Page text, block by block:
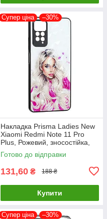
Супер ціна –30%
Накладка Prisma Ladies New
Xiaomi Redmi Note 11 Pro
Plus, Рожевий, зносостійка,
пилонепроникна
Готово до відправки
131,60 ₴ 188 ₴
Купити
Супер ціна –30%